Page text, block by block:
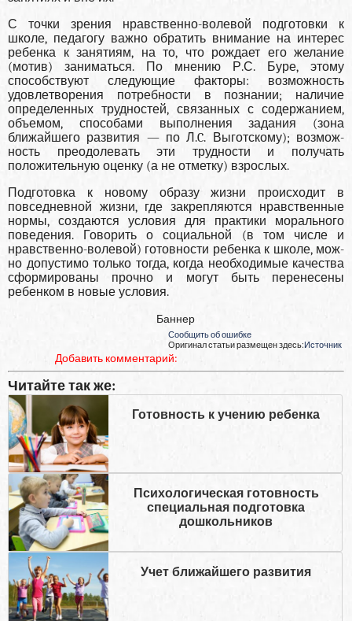
С точки зрения нравственно-волевой подготовки к
школе, педагогу важно обратить внимание на интерес
ребенка к занятиям, на то, что рождает его желание
(мотив) заниматься. По мнению Р.С. Бу­ре, этому
способствуют следующие факторы: возможность
удовле­творения потребности в познании; наличие
определенных трудно­стей, связанных с содержанием,
объемом, способами выполнения за­дания (зона
ближайшего развития — по Л.C. Выготскому); возмож­
ность преодолевать эти трудности и получать
положительную оценку (а не отметку) взрослых.
Подготовка к новому образу жизни происходит в
повседнев­ной жизни, где закрепляются нравственные
нормы, создаются усло­вия для практики морального
поведения. Говорить о социальной (в том числе и
нравственно-волевой) готовности ребенка к школе, мож­
но допустимо только тогда, когда необходимые качества
сформиро­ваны прочно и могут быть перенесены
ребенком в новые условия.
Баннер
Сообщить об ошибке
Оригинал статьи размещен здесь:Источник
Добавить комментарий:
Читайте так же:
Готовность к учению ребенка
Психологическая готовность
специальная подготовка
дошкольников
Учет ближайшего развития